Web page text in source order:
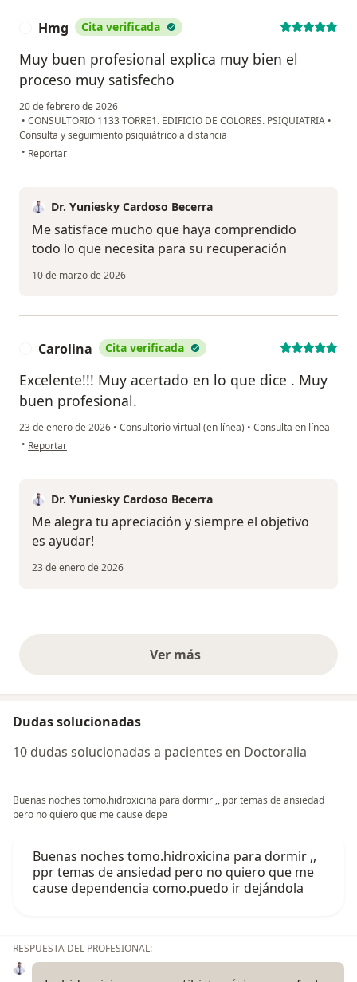
Hmg Cita verificada
Muy buen profesional explica muy bien el
proceso muy satisfecho
20 de febrero de 2026
• CONSULTORIO 1133 TORRE1. EDIFICIO DE COLORES. PSIQUIATRIA •
Consulta y seguimiento psiquiátrico a distancia
• en opinión del usuario Hmg
Reportar
Dr. Yuniesky Cardoso Becerra
Me satisface mucho que haya comprendido
todo lo que necesita para su recuperación
10 de marzo de 2026
Carolina Cita verificada
Excelente!!! Muy acertado en lo que dice . Muy
buen profesional.
23 de enero de 2026 • Consultorio virtual (en línea) • Consulta en línea
• en opinión del usuario Carolina
Reportar
Dr. Yuniesky Cardoso Becerra
Me alegra tu apreciación y siempre el objetivo
es ayudar!
23 de enero de 2026
Ver másopiniones anteriores
Dudas solucionadas
10 dudas solucionadas a pacientes en Doctoralia
Buenas noches tomo.hidroxicina para dormir ,, ppr temas de ansiedad
pero no quiero que me cause depe
Buenas noches tomo.hidroxicina para dormir ,,
ppr temas de ansiedad pero no quiero que me
cause dependencia como.puedo ir dejándola
RESPUESTA DEL PROFESIONAL: